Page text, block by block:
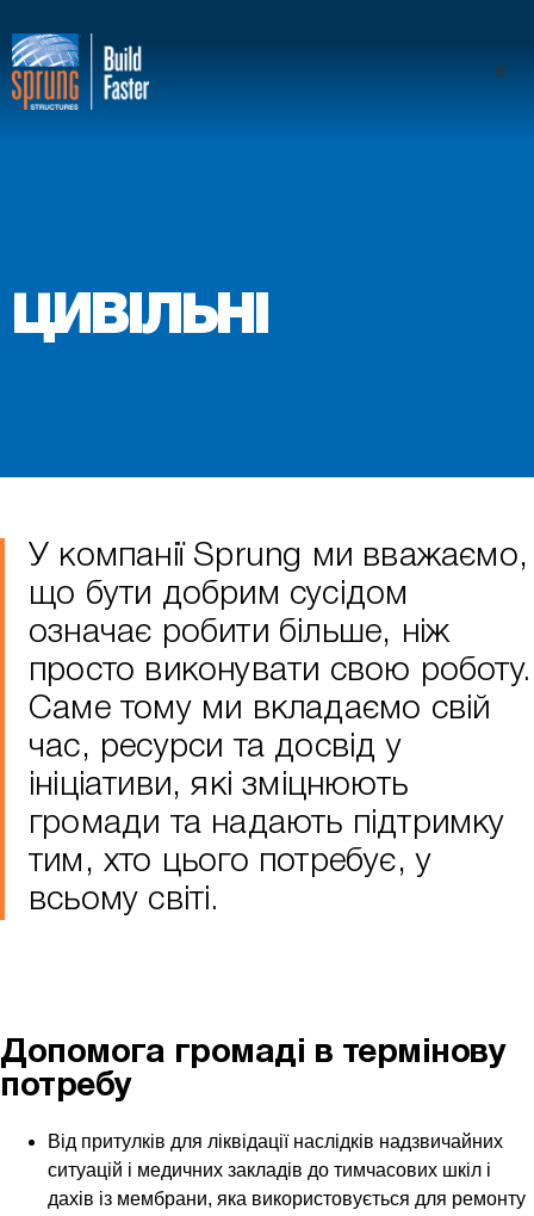
ЦИВІЛЬНІ
У компанії Sprung ми вважаємо,
що бути добрим сусідом
означає робити більше, ніж
просто виконувати свою роботу.
Саме тому ми вкладаємо свій
час, ресурси та досвід у
ініціативи, які зміцнюють
громади та надають підтримку
тим, хто цього потребує, у
всьому світі.
Допомога громаді в термінову
потребу
Від притулків для ліквідації наслідків надзвичайних
ситуацій і медичних закладів до тимчасових шкіл і
дахiв iз мембрани, яка використовується для ремонту